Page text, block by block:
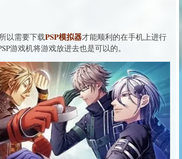
以需要下载PSP模拟器才能顺利的在手机上进行
游戏机将游戏放进去也是可以的。